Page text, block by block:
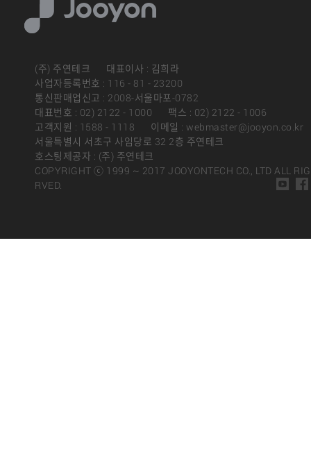
(주) 주연테크
대표이사 : 김희라
사업자등록번호 : 116 - 81 - 23200
통신판매업신고 : 2008-서울마포-0782
대표번호 : 02) 2122 - 1000
팩스 : 02) 2122 - 1006
고객지원 : 1588 - 1118
이메일 : webmaster@jooyon.co.kr
서울특별시 서초구 사임당로 32 2층 주연테크
호스팅제공자 : (주) 주연테크
COPYRIGHT ⓒ 1999 ~ 2017 JOOYONTECH CO., LTD ALL
RVED.